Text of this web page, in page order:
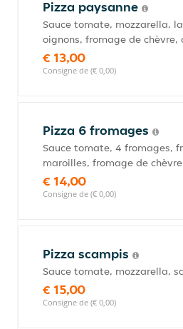
Pizza paysanne
Sauce tomate, mozzarella,
oignons, fromage de chèvre,
€ 13,00
Consigne de (€ 0,00)
Pizza 6 fromages
Sauce tomate, 4 fromages,
maroilles, fromage de
€ 14,00
Consigne de (€ 0,00)
Pizza scampis
Sauce tomate, mozzarella,
€ 15,00
Consigne de (€ 0,00)